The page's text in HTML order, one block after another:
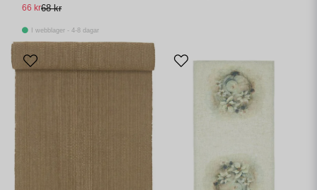
68 kr
66 kr
I webblager - 4-8 dagar